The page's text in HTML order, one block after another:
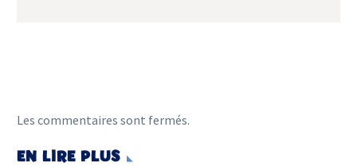
Les commentaires sont fermés.
EN LIRE PLUS